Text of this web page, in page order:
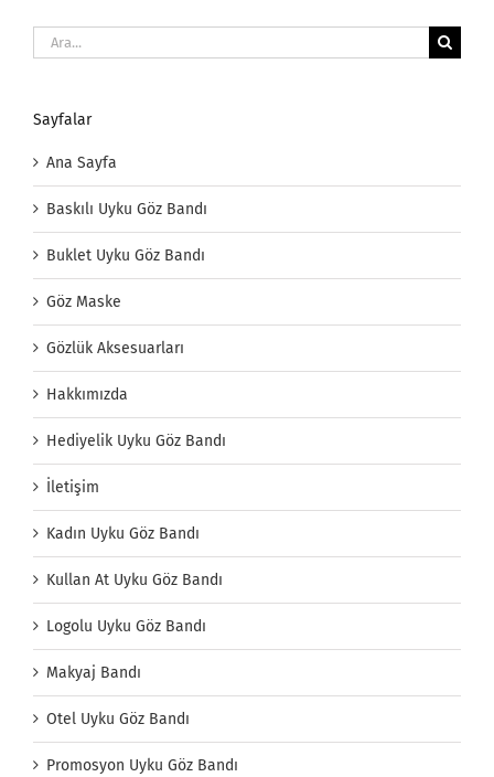
Ara:
Sayfalar
Ana Sayfa
Baskılı Uyku Göz Bandı
Buklet Uyku Göz Bandı
Göz Maske
Gözlük Aksesuarları
Hakkımızda
Hediyelik Uyku Göz Bandı
İletişim
Kadın Uyku Göz Bandı
Kullan At Uyku Göz Bandı
Logolu Uyku Göz Bandı
Makyaj Bandı
Otel Uyku Göz Bandı
Promosyon Uyku Göz Bandı